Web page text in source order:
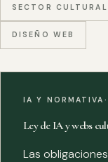
SECTOR CULTURAL
DISEÑO WEB
IA Y NORMATIVA ·
Ley de IA y webs
Las